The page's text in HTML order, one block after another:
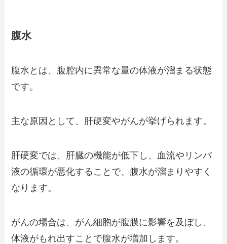
腹水
腹水とは、腹腔内に異常な量の体液が溜まる状態
です。
主な原因として、肝硬変やがんが挙げられます。
肝硬変では、肝臓の機能が低下し、血流やリンパ
液の循環が悪化することで、腹水が溜まりやすく
なります。
がんの場合は、がん細胞が腹膜に影響を及ぼし、
体液がもれ出すことで腹水が増加します。